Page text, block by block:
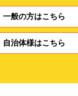
一般の方はこちら
自治体様はこちら